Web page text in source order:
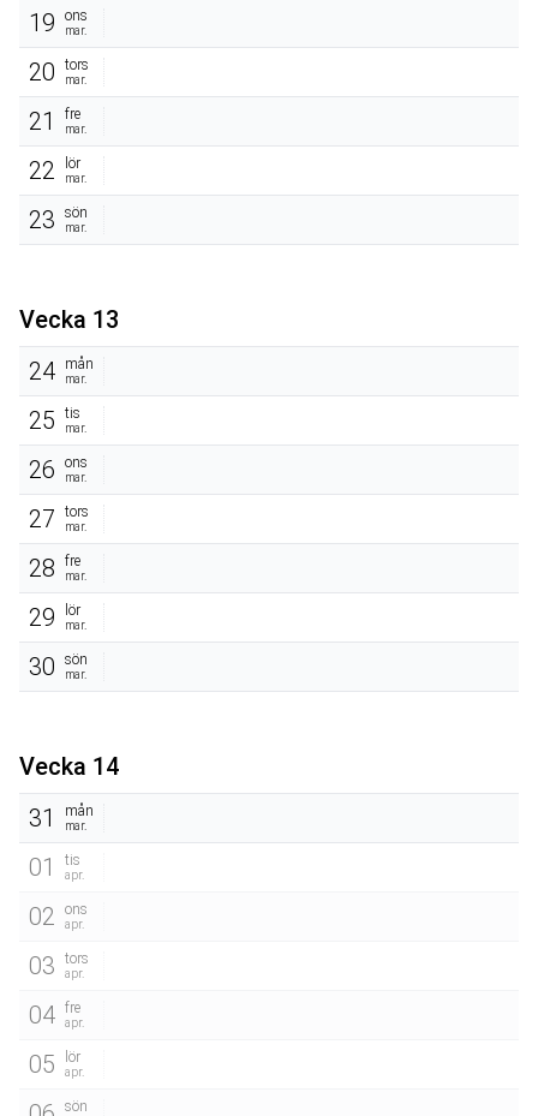
19 ons
mar.
20 tors
mar.
21 fre
mar.
22 lör
mar.
23 sön
mar.
Vecka 13
24
mån
mar.
25 tis
mar.
26 ons
mar.
27 tors
mar.
28 fre
mar.
29 lör
mar.
30 sön
mar.
Vecka 14
31
mån
mar.
01 tis
apr.
02 ons
apr.
03 tors
apr.
04 fre
apr.
05 lör
apr.
sön